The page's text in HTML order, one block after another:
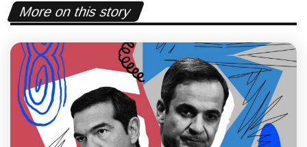
More on this story